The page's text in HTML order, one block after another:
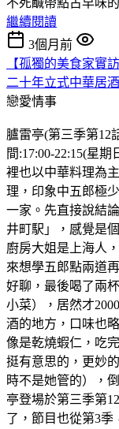
繼續閱讀
3個月前
【孤獨的美食家實
二十年立式中華居
戀愛情事
臚雷亭(第三季第12
間:17:00-22:15(星
裡也以中華料理為
理，印象中五郎極
一家。先直接說結
井町駅」，感覺是
廚房大姐是上海人
來想學五郎點兩道
好聊，最後喝了兩
小菜），居然才
酒的地方，口味也
像是乾燒蝦仁，吃
挺有意思的，更妙
時不是她管的），
亭登場於第三季第
了，節目也從第3季